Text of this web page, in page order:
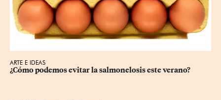
ARTE E IDEAS
¿Cómo podemos evitar la salmonelosis este verano?